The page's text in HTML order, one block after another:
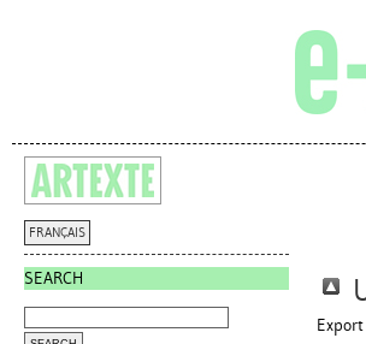
FRANÇAIS
SEARCH